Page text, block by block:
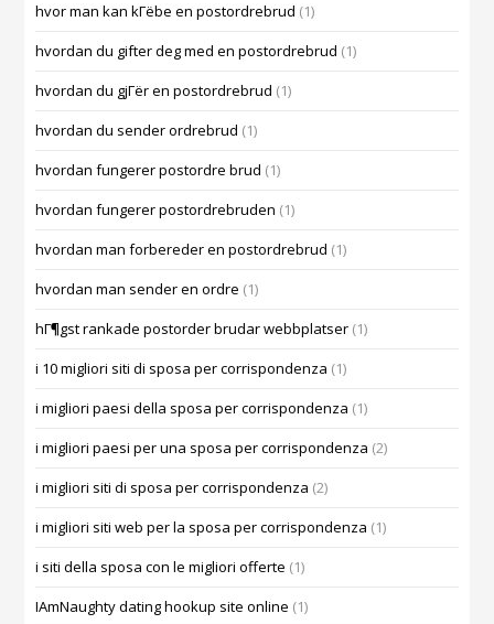
hvor man kan kГёbe en postordrebrud (1)
hvordan du gifter deg med en postordrebrud (1)
hvordan du gjГёr en postordrebrud (1)
hvordan du sender ordrebrud (1)
hvordan fungerer postordre brud (1)
hvordan fungerer postordrebruden (1)
hvordan man forbereder en postordrebrud (1)
hvordan man sender en ordre (1)
hГ¶gst rankade postorder brudar webbplatser (1)
i 10 migliori siti di sposa per corrispondenza (1)
i migliori paesi della sposa per corrispondenza (1)
i migliori paesi per una sposa per corrispondenza (2)
i migliori siti di sposa per corrispondenza (2)
i migliori siti web per la sposa per corrispondenza (1)
i siti della sposa con le migliori offerte (1)
IAmNaughty dating hookup site online (1)